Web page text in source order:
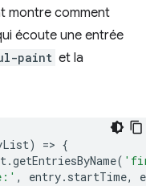
montre comment
écoute une entrée
paint et la
) => {
.getEntriesByName(
, entry. startTime,